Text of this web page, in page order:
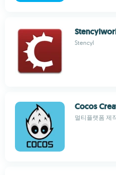
Stencyl
Cocos
멀티플랫폼 제